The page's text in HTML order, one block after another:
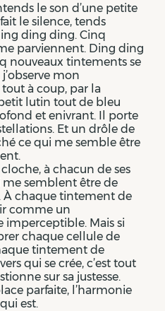
le son d’une petite
le silence, tends
ding ding. Cinq
parviennent. Ding ding
nouveaux tintements se
mon
à coup, par la
lutin tout de bleu
et enivrant. Il porte
Et un drôle de
ce qui me semble être
à chacun de ses
me semblent être de
À chaque tintement de
comme un
imperceptible. Mais si
chaque cellule de
tintement de
qui se crée, c’est tout
sur sa justesse.
parfaite, l’harmonie
est.